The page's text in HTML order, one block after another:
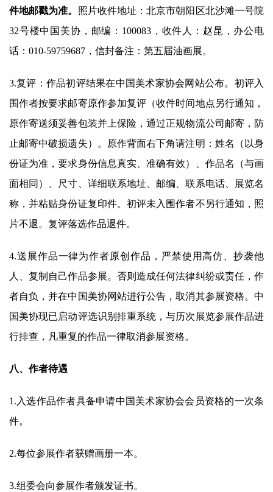
讯
书
征
学
术
研
究
法
书
赏
砚
边
夜
术
库
易
錯
件地邮戳为准。 照片收件地址：北京市朝阳区北沙滩一号院
32号楼中国美协，邮编：100083，收件人：赵昆，办公电
话：010-59759687，信封备注：第五届油画展。
3.复评：作品初评结果在中国美术家协会网站公布。初评入
围作者按要求邮寄原作参加复评（收件时间地点另行通知，
原作寄送须妥善包装并上保险，通过正规物流公司邮寄，防
止邮寄中破损遗失）。原作背面右下角请注明：姓名（以身
份证为准，要求身份信息真实、准确有效）、作品名（与画
面相同）、尺寸、详细联系地址、邮编、联系电话、展览名
称，并粘贴身份证复印件。初评未入围作者不另行通知，照
片不退。复评落选作品退件。
4.送展作品一律为作者原创作品，严禁使用高仿、抄袭他
人、复制自己作品参展。否则造成任何法律纠纷或责任，作
者自负，并在中国美协网站进行公告，取消其参展资格。中
国美协现已启动评选识别排重系统，与历次展览参展作品进
行排查，凡重复的作品一律取消参展资格。
八、作者待遇
1.入选作品作者具备申请中国美术家协会会员资格的一次条
件。
2.每位参展作者获赠画册一本。
3.组委会向参展作者颁发证书。